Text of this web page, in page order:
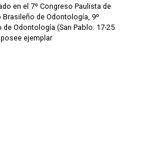
en el 7º Congreso Paulista de
de Odontología, 9º
Odontología (San Pablo: 17-25
ejemplar